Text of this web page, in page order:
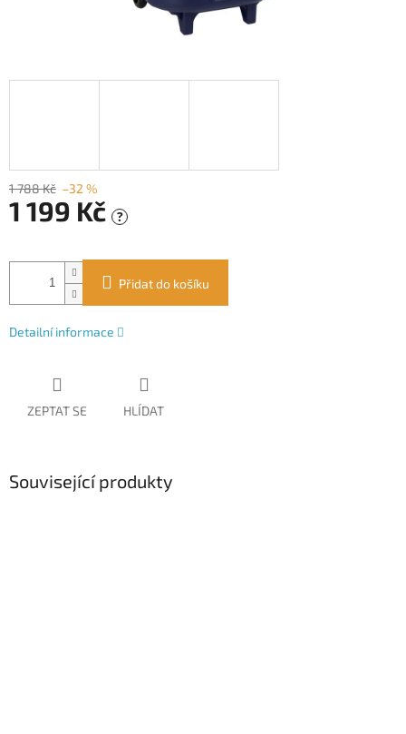
1 788 Kč –32 %
1 199 Kč ?
cena:
Přidat do košíku
Detailní informace
ZEPTAT SE HLÍDAT
Související produkty